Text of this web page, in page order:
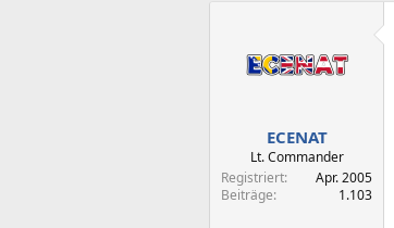
ECENAT
Lt. Commander
Registriert
Apr. 2005
Beiträge
1.103